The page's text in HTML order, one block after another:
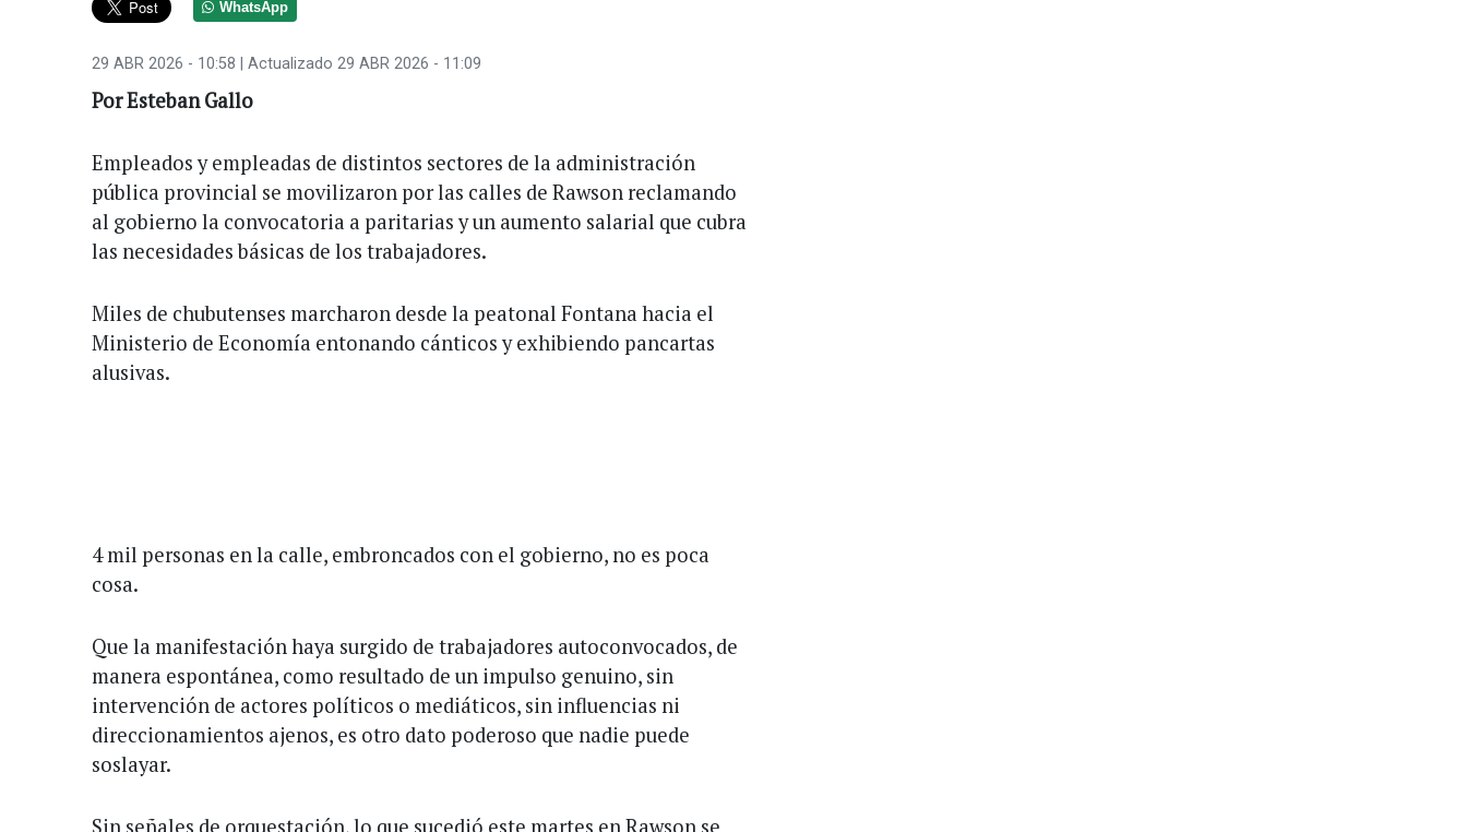
WhatsApp
29 ABR 2026 - 10:58 | Actualizado 29 ABR 2026 - 11:09
Por Esteban Gallo
Empleados y empleadas de distintos sectores de la administración
pública provincial se movilizaron por las calles de Rawson reclamando
al gobierno la convocatoria a paritarias y un aumento salarial que cubra
las necesidades básicas de los trabajadores.
Miles de chubutenses marcharon desde la peatonal Fontana hacia el
Ministerio de Economía entonando cánticos y exhibiendo pancartas
alusivas.
4 mil personas en la calle, embroncados con el gobierno, no es poca
cosa.
Que la manifestación haya surgido de trabajadores autoconvocados, de
manera espontánea, como resultado de un impulso genuino, sin
intervención de actores políticos o mediáticos, sin influencias ni
direccionamientos ajenos, es otro dato poderoso que nadie puede
soslayar.
Sin señales de orquestación, lo que sucedió este martes en Rawson se